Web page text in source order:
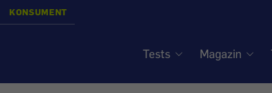
KONSUMENT
Tests Magazin